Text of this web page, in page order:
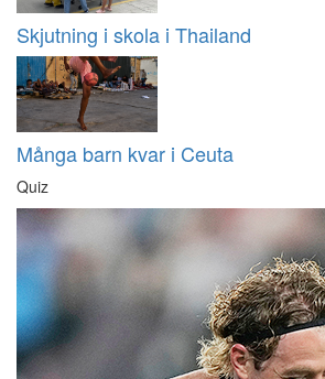
Skjutning i skola i Thailand
Många barn kvar i Ceuta
Quiz